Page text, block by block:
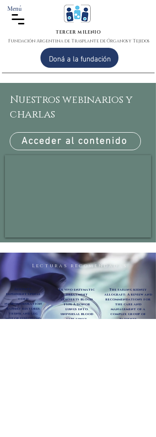
Doná a la fundación
Menú
TERCER MILENIO
Fundación Argentina de Trasplante de Órganos y Tejidos
Nuestros webinarios y
charlas
Acceder al contenido
Lecturas recomendadas
Activity-
dependent spinal
cord
neuromodulation
rapidly restores
trunk and leg
motor functions
Ex vivo enzymatic
treatment
converts blood
type A donor
lungs into
universal blood
type lungs
The failing kidney
allograft: A review and
recommendations for
the care and
management of a
complex group of
patients